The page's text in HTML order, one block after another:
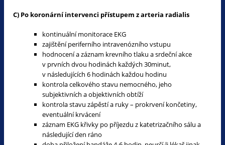
C) Po koronární intervenci přístupem z arteria radialis
kontinuální monitorace EKG
zajištění periferního intravenózního vstupu
hodnocení a záznam krevního tlaku a srdeční akce
v prvních dvou hodinách každých 30minut,
v následujících 6 hodinách každou hodinu
kontrola celkového stavu nemocného, jeho
subjektivních a objektivních obtíží
kontrola stavu zápěstí a ruky – prokrvení končetiny,
eventuální krvácení
záznam EKG křivky po příjezdu z katetrizačního sálu a
následující den ráno